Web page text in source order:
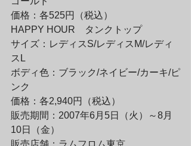
価格：各525円（税込）
HAPPY HOUR　タンクトップ
サイズ：レディスS/レディスM/レディ
スL
ボディ色：ブラック/ネイビー/カーキ/ピ
ンク
価格：各2,940円（税込）
販売期間：2007年6月5日（火）～8月
10日（金）
販売店舗：ラムフロム東京